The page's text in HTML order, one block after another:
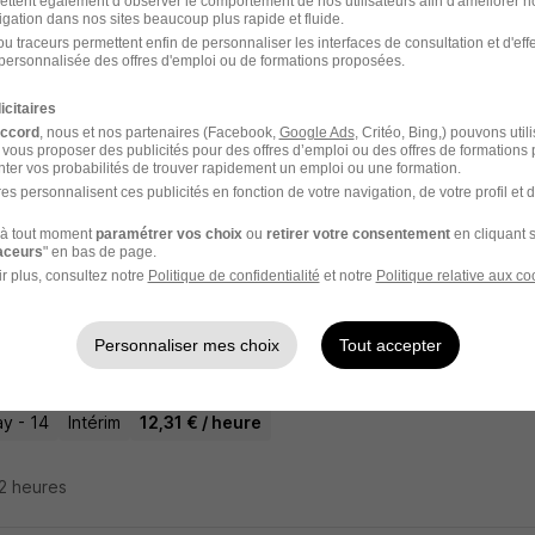
des premiers à postuler
de Propreté et d'Hygiène CDI -
sur-Laize - 14 CDI Temps partiel 12,52 € / heure
heures
d'Entretien H/F
Super recruteur
- 14 Intérim 12,31 € / heure
heures
dans nos sites beaucoup plus rapide et fluide.
traceurs permettent enfin de personnaliser les interfaces de consultation et
des offres d'emploi ou de formations proposées.
, nous et nos partenaires (Facebook, Google Ads, Critéo, Bing,) pouvons
proposer des publicités pour des offres d’emploi ou des offres de formations
vos probabilités de trouver rapidement un emploi ou une formation.
personnalisent ces publicités en fonction de votre navigation, de votre profil et
tout moment paramétrer vos choix ou retirer votre consentementen cliquant
" en bas de page.
plus, consultez notre Politique de confidentialité et notre Politique relative aux
Personnaliser mes choix Tout accepter